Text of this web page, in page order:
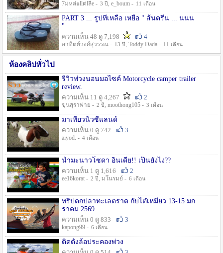
7ม่หล่๑llต่lลีe - 3 ปี , e_boum - 11 เดือน
PART 3 ... รูปที่เหลือ เหยื่อ " ส้นตรีน ... นนน
"
ความเห็น 48 ดู 7,198
4
อาทิตย์วงศ์สุวรรณ - 13 ปี , Toddy Dada - 11 เดือน
ห้องคลิปทั่วไป
รีวิวพ่วงนอนมอไซค์ Motorcycle camper trailer
review.
ความเห็น 11 ดู 4,267
2
ขุนสุราพ่าย - 2 ปี , moothong105 - 3 เดือน
มาเที่ยวนิวซีแลนด์
ความเห็น 0 ดู 742
3
aiyod. - 4 เดือน
น้ำมะนาวโซดา อินเดีย!! เป็นยังไง??
ความเห็น 1 ดู 1,616
2
ee16korat - 2 ปี , มโนรมย์ - 6 เดือน
ทริปตกปลาทะเลตราด กับไต๋เหมี่ยว 13-15 มก
ราคม 2569
ความเห็น 0 ดู 833
3
kapong99 - 6 เดือน
ติดตั้งล้อประคองพ่วง